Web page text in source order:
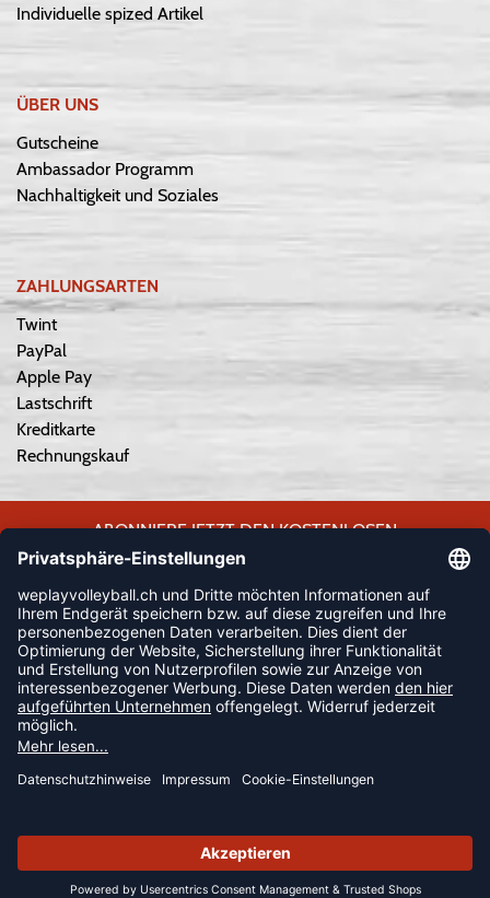
SUMMER SALE: SPARE BIS ZU 65%
Individuelle spized Artikel
ÜBER UNS
Gutscheine
Ambassador Programm
Nachhaltigkeit und Soziales
ZAHLUNGSARTEN
Twint
PayPal
Apple Pay
Lastschrift
Kreditkarte
Rechnungskauf
ABONNIERE JETZT DEN KOSTENLOSEN
WEPLAYVOLLEYBALL-NEWSLETTER UND VERPASSE KEINE
JETZT ANMELDEN
FOLLOW US